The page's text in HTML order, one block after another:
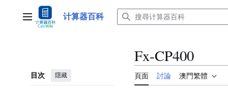
主選單 计算器百科
目次 隱藏
Fx-CP400
頁面 討論 澳門繁體